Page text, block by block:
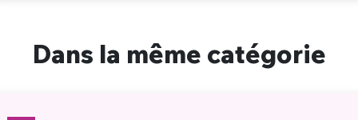
Dans la même catégorie